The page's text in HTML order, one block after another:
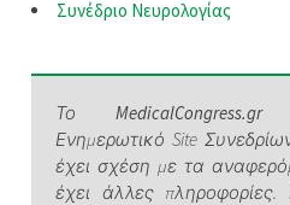
Συνέδριο Νευρολογίας
ΤοMedicalCongress.gr
Ενημερωτικό Site
έχει σχέση με τα
έχει άλλες